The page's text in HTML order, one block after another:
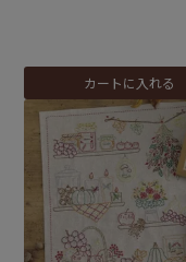
カートに入れる